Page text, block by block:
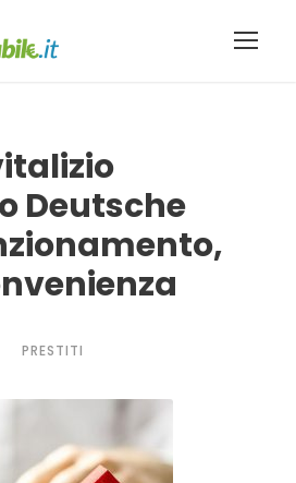
Deutsche
PRESTITI